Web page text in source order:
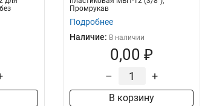
Промрукав
Подробнее
Наличие: В наличии
0,00 ₽
– +
В корзину